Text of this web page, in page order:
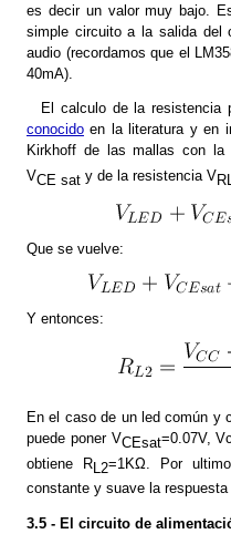
es decir un valor muy bajo.
simple circuito a la salida del
audio (recordamos que el
40mA).
El calculo de la resistencia
conocidoen la literatura y en
Kirkhoff de las mallas con
VCE saty de la resistencia V
Que se vuelve:
Y entonces:
En el caso de un led común y
puede poner VCEsat=0.07V,
obtiene RL2=1KΩ. Por
constante y suave la respuesta
3.5 - El circuito de